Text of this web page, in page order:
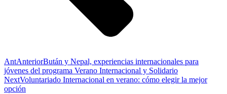
AntAnteriorBután y Nepal, experiencias internacionales para
jóvenes del programa Verano Internacional y Solidario
NextVoluntariado Internacional en verano: cómo elegir la mejor
opción